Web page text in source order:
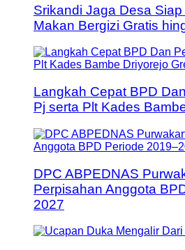
Srikandi Jaga Desa
Makan Bergizi Gratis
Langkah Cepat BPD
Pj serta Plt Kades
DPC ABPEDNAS
Perpisahan Anggota
2027